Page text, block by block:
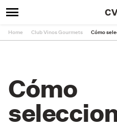
Home Club Vinos Gourmets Cómo
Cómo